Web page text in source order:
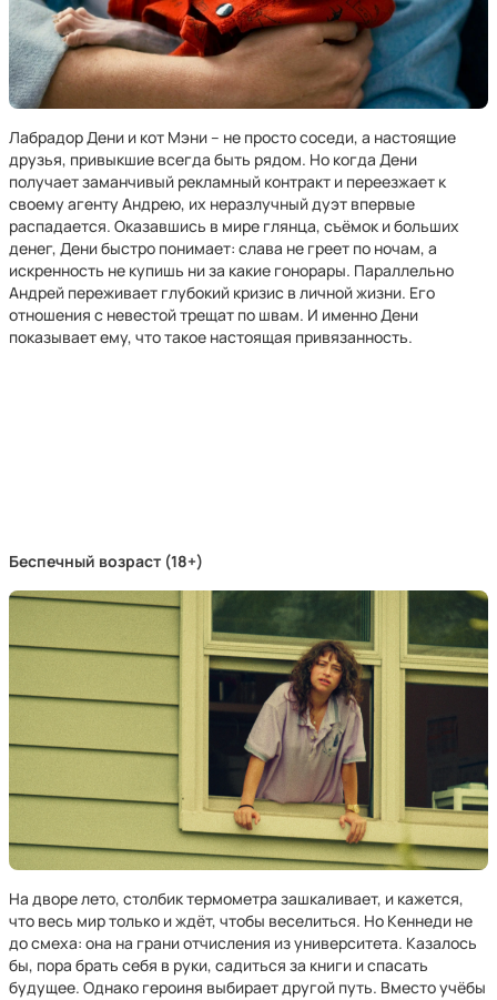
Лабрадор Дени и кот Мэни – не просто соседи, а настоящие
друзья, привыкшие всегда быть рядом. Но когда Дени
получает заманчивый рекламный контракт и переезжает к
своему агенту Андрею, их неразлучный дуэт впервые
распадается. Оказавшись в мире глянца, съёмок и больших
денег, Дени быстро понимает: слава не греет по ночам, а
искренность не купишь ни за какие гонорары. Параллельно
Андрей переживает глубокий кризис в личной жизни. Его
отношения с невестой трещат по швам. И именно Дени
показывает ему, что такое настоящая привязанность.
Беспечный возраст (18+)
На дворе лето, столбик термометра зашкаливает, и кажется,
что весь мир только и ждёт, чтобы веселиться. Но Кеннеди не
до смеха: она на грани отчисления из университета. Казалось
бы, пора брать себя в руки, садиться за книги и спасать
будущее. Однако героиня выбирает другой путь. Вместо учёбы